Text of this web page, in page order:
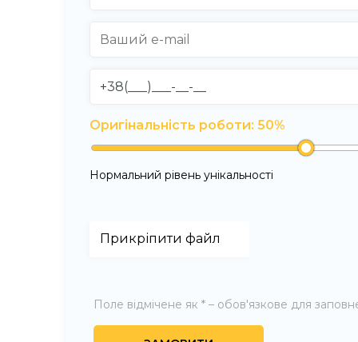
Оригінальність роботи: 50%
Нормальний рівень унікальності
Поле відмічене як * – обов'язкове для